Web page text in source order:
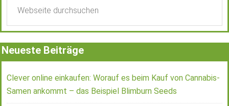
Neueste Beiträge
Clever online einkaufen: Worauf es beim Kauf von Cannabis-
Samen ankommt – das Beispiel Blimburn Seeds